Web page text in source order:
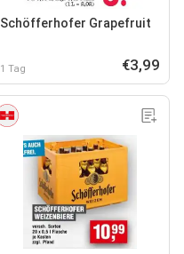
Schöfferhofer Grapefruit
1 Tag €3,99